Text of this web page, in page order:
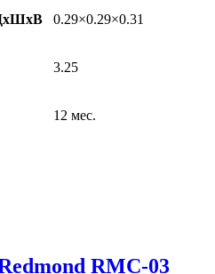
0.29×0.29×0.31
3.25
12 мес.
RMC-03